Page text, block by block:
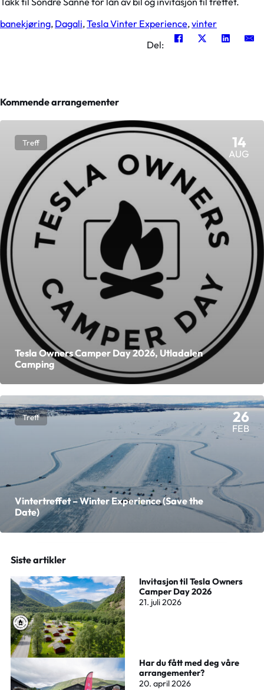
banekjøring, Dagali,Tesla Vinter Experience,vinter
Del:
Kommende arrangementer
Treff 14
AUG
Tesla Owners Camper Day 2026, Utladalen
Camping
Treff 26
FEB
Vintertreffet – Winter Experience (Save the
Date)
Siste artikler
Invitasjon til Tesla Owners
Camper Day 2026
21. juli 2026
Har du fått med deg våre
arrangementer?
20. april 2026